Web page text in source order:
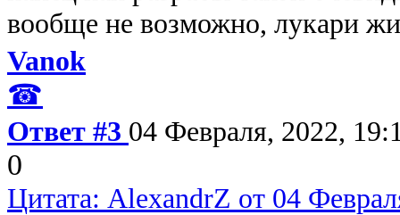
вообще не возможно, лукари
Vanok
☎
Ответ #3 04 Февраля, 2022,
0
Цитата: AlexandrZ от 04